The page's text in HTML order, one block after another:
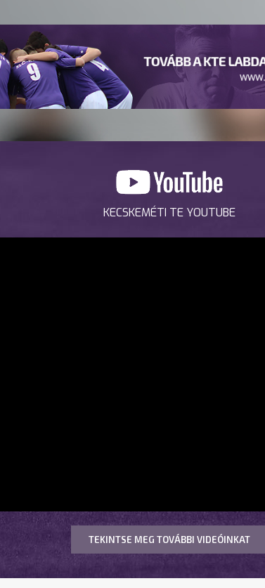
KECSKEMÉTI TE YOUTUBE
TEKINTSE MEG TOVÁBBI VIDEÓINKAT